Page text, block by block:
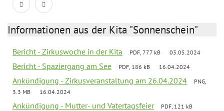
Informationen aus der Kita "Sonnenschein"
Bericht - Zirkuswoche in der Kita PDF, 777 kB 03.05.2024
Bericht - Spaziergang am See PDF, 186 kB 16.04.2024
Ankündigung - Zirkusveranstaltung am 26.04.2024
PNG,
3.3 MB
16.04.2024
Ankündigung - Mutter- und Vatertagsfeier
PDF, 121 kB